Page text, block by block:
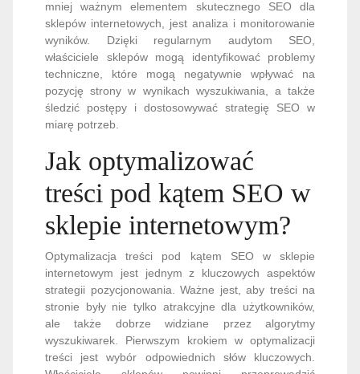
mniej ważnym elementem skutecznego SEO dla
sklepów internetowych, jest analiza i monitorowanie
wyników. Dzięki regularnym audytom SEO,
właściciele sklepów mogą identyfikować problemy
techniczne, które mogą negatywnie wpływać na
pozycję strony w wynikach wyszukiwania, a także
śledzić postępy i dostosowywać strategię SEO w
miarę potrzeb.
Jak optymalizować
treści pod kątem SEO w
sklepie internetowym?
Optymalizacja treści pod kątem SEO w sklepie
internetowym jest jednym z kluczowych aspektów
strategii pozycjonowania. Ważne jest, aby treści na
stronie były nie tylko atrakcyjne dla użytkowników,
ale także dobrze widziane przez algorytmy
wyszukiwarek. Pierwszym krokiem w optymalizacji
treści jest wybór odpowiednich słów kluczowych.